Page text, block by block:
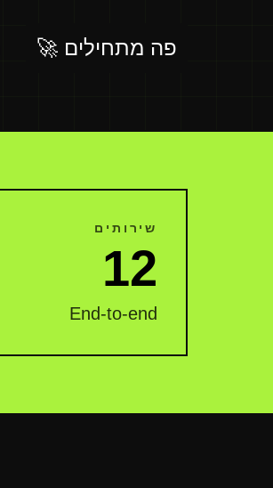
פה מתחילים 🚀
שירותים
12
End-to-end